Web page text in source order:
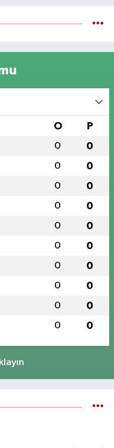
O P
0 0
0 0
0 0
0 0
0 0
0 0
0 0
0 0
0 0
0 0